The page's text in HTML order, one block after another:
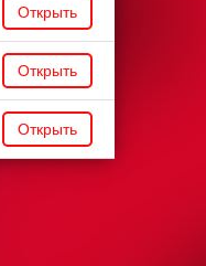
Открыть
Открыть
Открыть